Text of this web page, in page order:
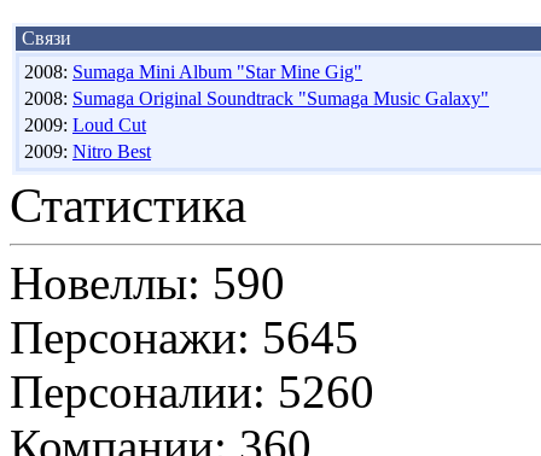
Связи
2008: Sumaga Mini Album "Star Mine Gig"
2008: Sumaga Original Soundtrack "Sumaga Music Galaxy"
2009: Loud Cut
2009: Nitro Best
Статистика
Новеллы: 590
Персонажи: 5645
Персоналии: 5260
Компании: 360